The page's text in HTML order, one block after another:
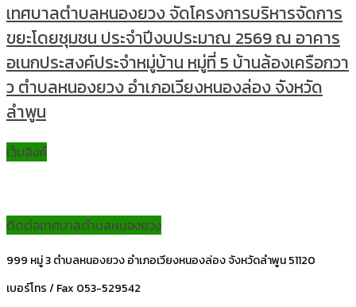
เทศบาลตำบลหนองยวง จัดโครงการบริหารจัดการ
ขยะโดยชุมชน ประจำปีงบประมาณ 2569 ณ อาคาร
อเนกประสงค์ประจำหมู่บ้าน หมู่ที่ 5 บ้านล้องเครือกวา
ว ตำบลหนองยวง อำเภอเวียงหนองล่อง จังหวัด
ลำพูน
เว็บลิงค์
ติดต่อเทศบาลตำบลหนองยวง
999 หมู่ 3 ตำบลหนองยวง อำเภอเวียงหนองล่อง จังหวัดลำพูน 51120
เบอร์โทร / Fax 053-529542